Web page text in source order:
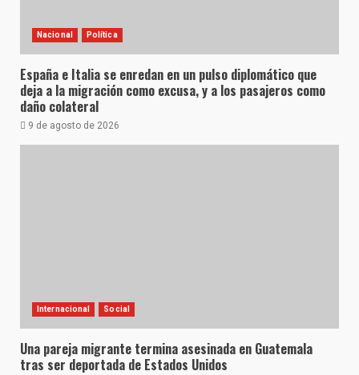
Nacional Política
España e Italia se enredan en un pulso diplomático que
deja a la migración como excusa, y a los pasajeros como
daño colateral
9 de agosto de 2026
Internacional Social
Una pareja migrante termina asesinada en Guatemala
tras ser deportada de Estados Unidos